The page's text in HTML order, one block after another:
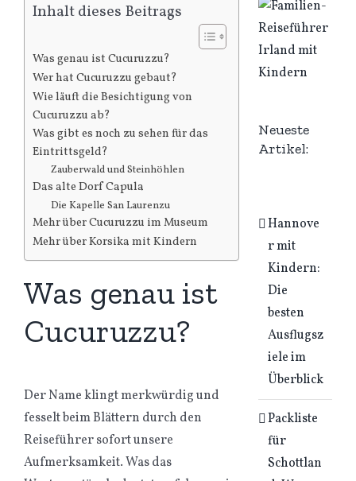
Inhalt dieses Beitrags
Was genau ist Cucuruzzu?
Wer hat Cucuruzzu gebaut?
Wie läuft die Besichtigung von
Cucuruzzu ab?
Was gibt es noch zu sehen für das
Eintrittsgeld?
Zauberwald und Steinhöhlen
Das alte Dorf Capula
Die Kapelle San Laurenzu
Mehr über Cucuruzzu im Museum
Mehr über Korsika mit Kindern
Was genau ist
Cucuruzzu?
Der Name klingt merkwürdig und
fesselt beim Blättern durch den
Reiseführer sofort unsere
Aufmerksamkeit. Was das
Neueste
Artikel:
Hannove
r mit
Kindern:
Die
besten
Ausflugsz
iele im
Überblick
Packliste
für
Schottlan